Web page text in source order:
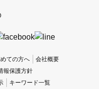
ての方へ
会社概要
報保護方針
キーワード一覧